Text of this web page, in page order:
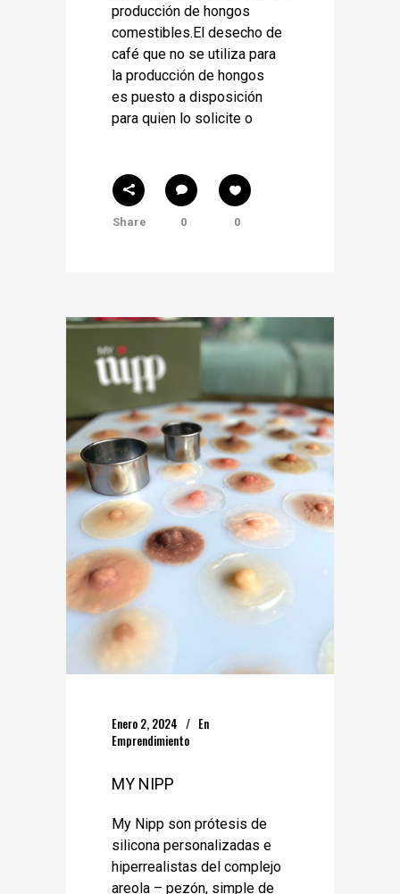
producción de hongos
comestibles.El desecho de
café que no se utiliza para
la producción de hongos
es puesto a disposición
para quien lo solicite o
Share 0 0
Enero 2, 2024
En
Emprendimiento
MY NIPP
My Nipp son prótesis de
silicona personalizadas e
hiperrealistas del complejo
areola – pezón, simple de